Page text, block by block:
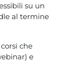
su un
al termine
che
e